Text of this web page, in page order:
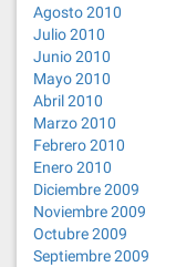
Agosto 2010
Julio 2010
Junio 2010
Mayo 2010
Abril 2010
Marzo 2010
Febrero 2010
Enero 2010
Diciembre 2009
Noviembre 2009
Octubre 2009
Septiembre 2009